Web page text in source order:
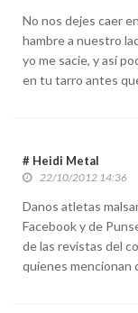
No nos dejes caer
hambre a nuestro
yo me sacie, y así
en tu tarro antes
# Heidi Metal
22/10/2012 14:36
Danos atletas
Facebook y de
de las revistas del
quienes mencionan